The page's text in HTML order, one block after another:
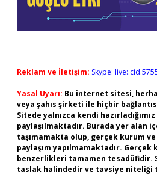
Reklam ve İletişim: Skype:
Yasal Uyarı: Bu internet sitesi,
veya şahıs şirketi ile hiçbir
Sitede yalnızca kendi
paylaşılmaktadır. Burada yer alan
taşımamakta olup, gerçek kurum
paylaşım yapılmamaktadır.
benzerlikleri tamamen tesadüfidir.
taslak halindedir ve tavsiye niteliği